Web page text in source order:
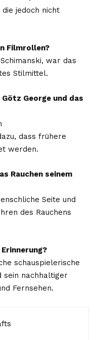
jedoch nicht
Filmrollen?
war das
Stilmittel.
George und das
dass frühere
werden.
Rauchen seinem
Seite und
des Rauchens
schauspielerische
sein nachhaltiger
Fernsehen.